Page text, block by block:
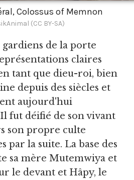
Colossus of Memnon
(CC BY-SA)
de la porte
claires
tant que dieu-roi, bien
depuis des siècles et
aujourd'hui
fut déifié de son vivant
son propre culte
par la suite. La base des
sa mère Mutemwiya et
le devant et Hâpy, le